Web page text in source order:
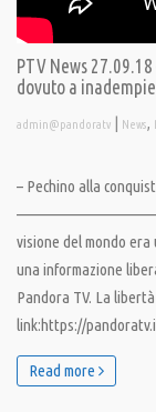
PTV News
dovuto a
admin@pandoratv | News,
– Pechino alla
————————————
visione del mondo era
una informazione
Pandora TV. La
link:https://
Read more